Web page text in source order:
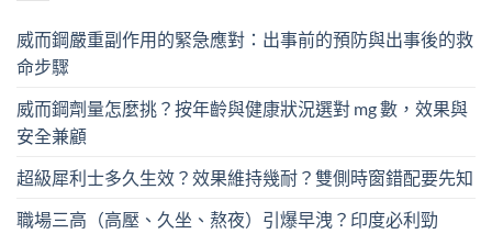
威而鋼嚴重副作用的緊急應對：出事前的預防與出事後的救
命步驟
威而鋼劑量怎麼挑？按年齡與健康狀況選對 mg 數，效果與
安全兼顧
超級犀利士多久生效？效果維持幾耐？雙側時窗錯配要先知
職場三高（高壓、久坐、熬夜）引爆早洩？印度必利勁